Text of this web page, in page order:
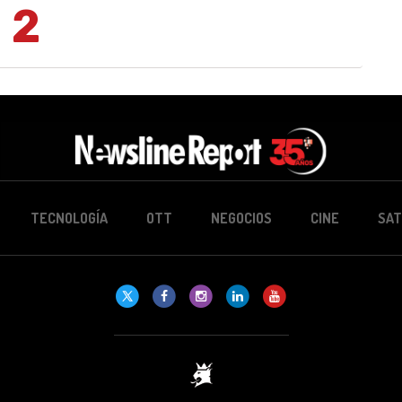
2
TECNOLOGÍA OTT NEGOCIOS CINE